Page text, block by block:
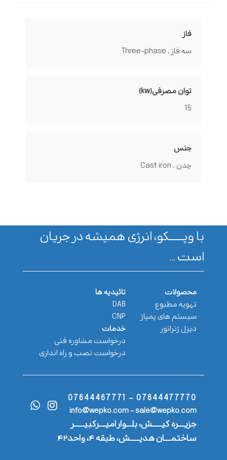
فاز
سه فاز , Three-phase
توان مصرفی(kw)
15
جنس
چدن , Cast iron
با وپـــــــکو، انرژی همیشه در جریان
است ...
محصولات
تهویه مطبوع
سیستم های پمپاژ
دیزل ژنراتور
تائیدیه ها
DAB
CNP
خدمات
درخواست مشاوره فنی
درخواست نصب و راه اندازی
07644477770 - 07644467771
info@wepko.com - sale@wepko.com
جزیــــره کیــــــش، بلـــوار امیــــرکبیــــــر
ساختمــــان هدیــــــش، طبقه ۴، واحد۴۲